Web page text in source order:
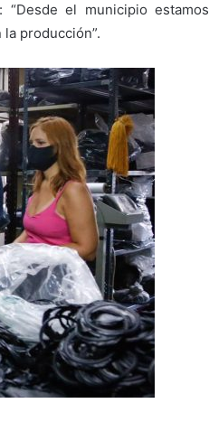
el municipio estamos
producción”.